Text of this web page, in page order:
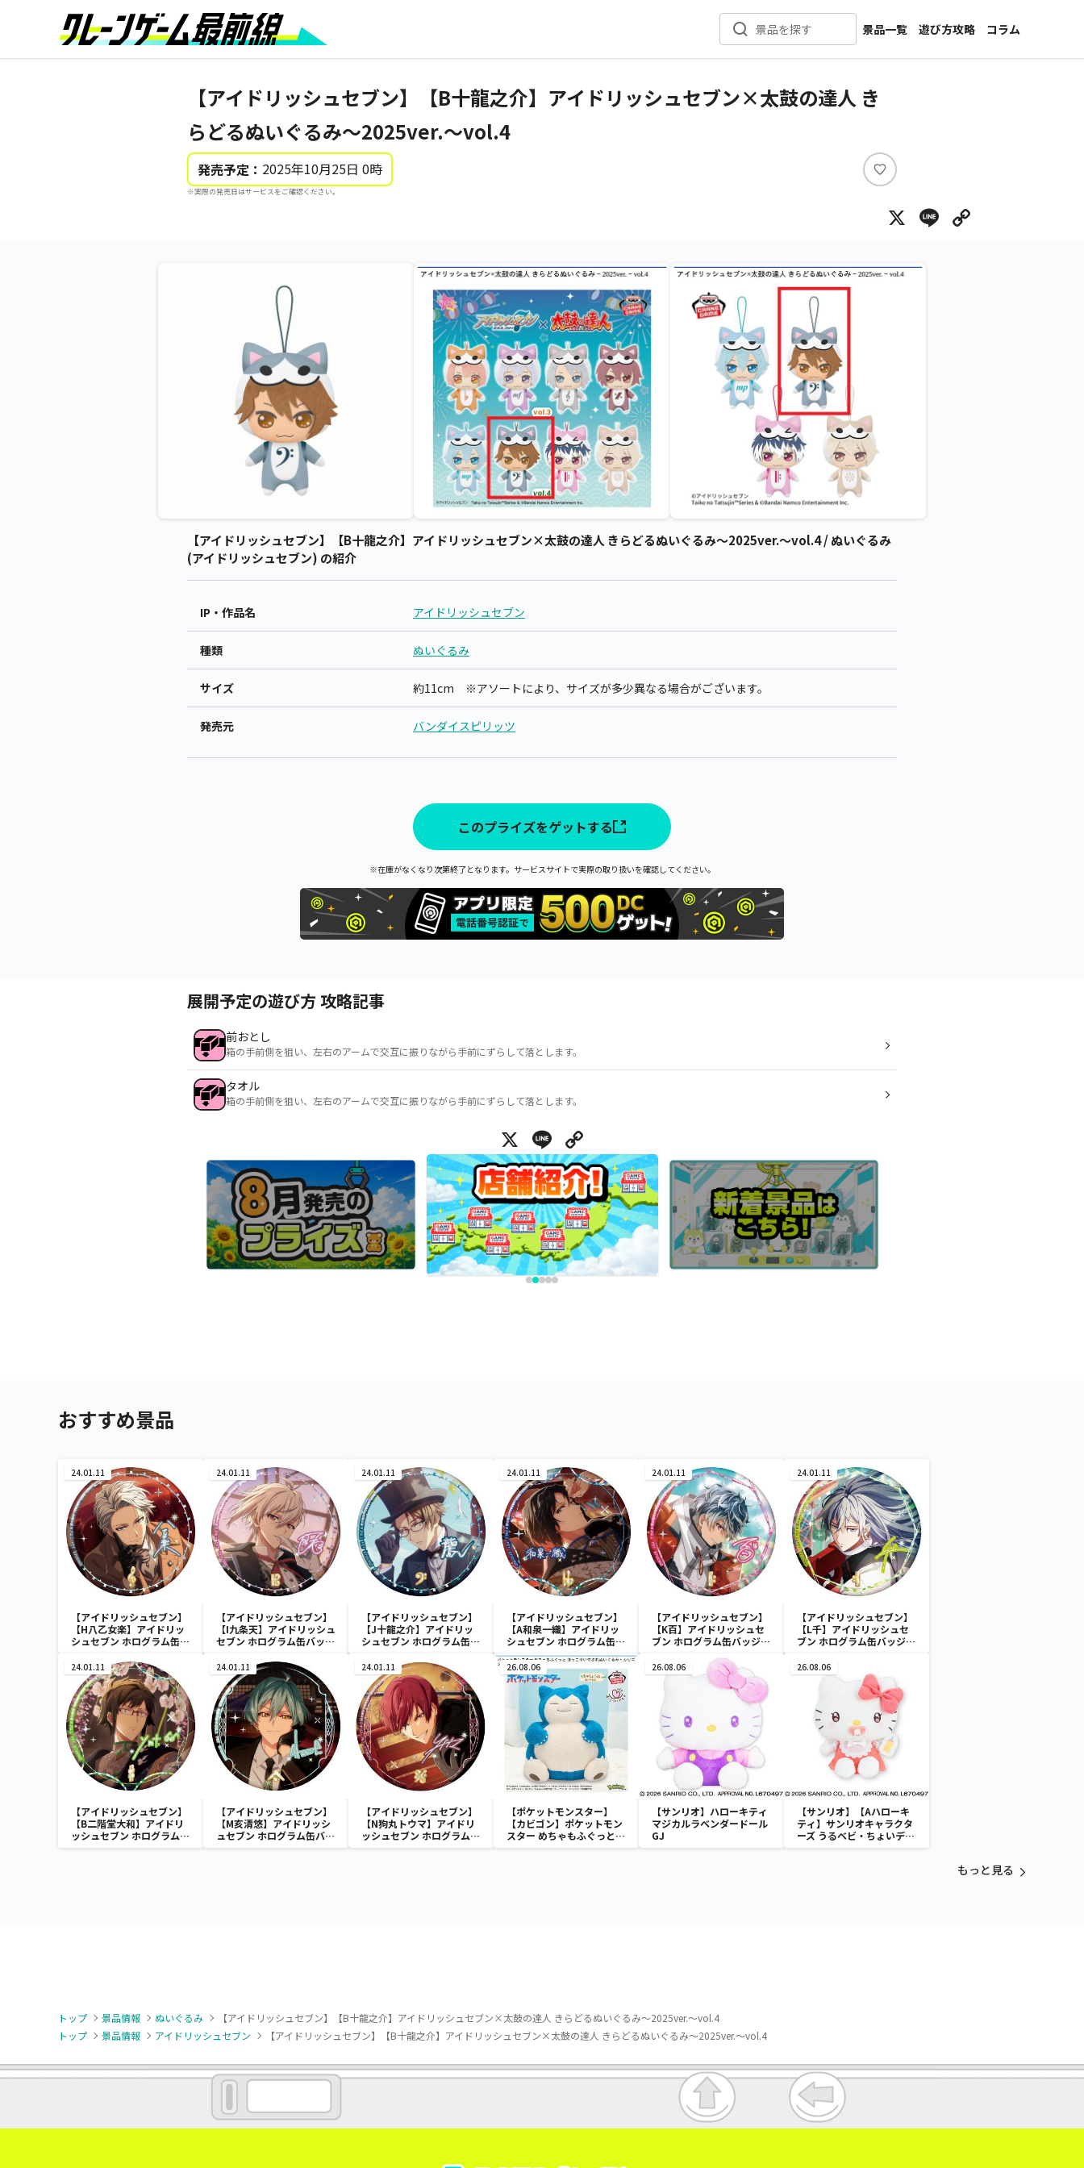
景品を探す
景品一覧
新着景品
カテゴリ一覧
遊び方攻略
コラム
インタビュー
【アイドリッシュセブン】【B十龍之介】アイドリッシュセブン×太鼓の達人 き
らどるぬいぐるみ～2025ver.～vol.4
発売予定： 2025年10月25日 0時
※実際の発売日はサービスをご確認ください。
い
ね
X Line
【アイドリッシュセブン】【B十龍之介】アイドリッシュセブン×太鼓の達人 きらどるぬいぐるみ～2025ver.～vol.4 / ぬいぐるみ
(アイドリッシュセブン) の紹介
IP・作品名 アイドリッシュセブン
種類 ぬいぐるみ
サイズ 約11cm ※アソートにより、サイズが多少異なる場合がございます。
発売元 バンダイスピリッツ
このプライズをゲットする
※在庫がなくなり次第終了となります。サービスサイトで実際の取り扱いを確認してください。
展開予定の遊び方 攻略記事
前おとし
箱の手前側を狙い、左右のアームで交互に振りながら手前にずらして落とします。
タオル
箱の手前側を狙い、左右のアームで交互に振りながら手前にずらして落とします。
X Line
おすすめ景品
24.01.11
【アイドリッシュセブン】
【H八乙女楽】アイドリッ
シュセブン ホログラム缶バ
ver.～
24.01.11
【アイドリッシュセブン】
【I九条天】アイドリッシュ
セブン ホログラム缶バッジ
～
24.01.11
【アイドリッシュセブン】
【J十龍之介】アイドリッ
シュセブン ホログラム缶バ
ver.～
24.01.11
【アイドリッシュセブン】
【A和泉一織】アイドリッ
シュセブン ホログラム缶バ
ッジ～2022 Anniversary
ver.～
24.01.11
【アイドリッシュセブン】
【K百】アイドリッシュセ
ブン ホログラム缶バッジ～
24.01.11
【アイドリッシュセブン】
【L千】アイドリッシュセ
ブン ホログラム缶バッジ～
24.01.11
【アイドリッシュセブン】
【B二階堂大和】アイドリ
ッシュセブン ホログラム缶
バッジ～2022
24.01.11
【アイドリッシュセブン】
【M亥清悠】アイドリッシ
ュセブン ホログラム缶バッ
ジ～2022 Anniversary
24.01.11
【アイドリッシュセブン】
【N狗丸トウマ】アイドリ
ッシュセブン ホログラム缶
バッジ～2022
26.08.06
【ポケットモンスター】
【カビゴン】ポケットモン
スター めちゃもふぐっと
ほっこりいやされぬいぐる
26.08.06
【サンリオ】ハローキティ
マジカルラベンダードール
GJ
26.08.06
【サンリオ】【Aハローキ
ティ】サンリオキャラクタ
ーズ うるベビ・ちょいデカ
ドール
もっと見る
トップ 景品情報 ぬいぐるみ
【アイドリッシュセブン】【B十龍之介】アイドリッシュセブン×太鼓の達人 きらどるぬいぐるみ～2025ver.～vol.4
トップ
景品情報 アイドリッシュセブン 【アイドリッシュセブン】【B十龍之介】アイドリッシュセブン×太鼓の達人 きらどるぬいぐるみ～2025ver.～vol.4